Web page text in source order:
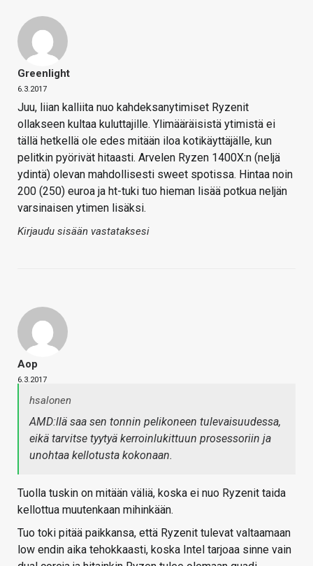
Greenlight
6.3.2017
Juu, liian kalliita nuo kahdeksanytimiset Ryzenit
ollakseen kultaa kuluttajille. Ylimääräisistä ytimistä ei
tällä hetkellä ole edes mitään iloa kotikäyttäjälle, kun
pelitkin pyörivät hitaasti. Arvelen Ryzen 1400X:n (neljä
ydintä) olevan mahdollisesti sweet spotissa. Hintaa noin
200 (250) euroa ja ht-tuki tuo hieman lisää potkua neljän
varsinaisen ytimen lisäksi.
Kirjaudu sisään vastataksesi
Aop
6.3.2017
hsalonen
AMD:llä saa sen tonnin pelikoneen tulevaisuudessa,
eikä tarvitse tyytyä kerroinlukittuun prosessoriin ja
unohtaa kellotusta kokonaan.
Tuolla tuskin on mitään väliä, koska ei nuo Ryzenit taida
kellottua muutenkaan mihinkään.
Tuo toki pitää paikkansa, että Ryzenit tulevat valtaamaan
low endin aika tehokkaasti, koska Intel tarjoaa sinne vain